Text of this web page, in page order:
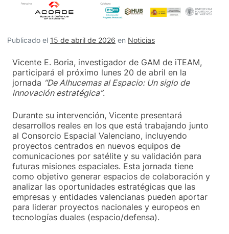
Publicado el 15 de abril de 2026 en Noticias
Vicente E. Boria, investigador de GAM de iTEAM,
participará el próximo lunes 20 de abril en la
jornada “De Alhucemas al Espacio: Un siglo de
innovación estratégica”.
Durante su intervención, Vicente presentará
desarrollos reales en los que está trabajando junto
al Consorcio Espacial Valenciano, incluyendo
proyectos centrados en nuevos equipos de
comunicaciones por satélite y su validación para
futuras misiones espaciales. Esta jornada tiene
como objetivo generar espacios de colaboración y
analizar las oportunidades estratégicas que las
empresas y entidades valencianas pueden aportar
para liderar proyectos nacionales y europeos en
tecnologías duales (espacio/defensa).